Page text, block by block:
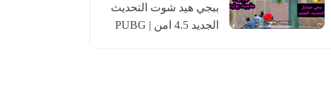
ببجي هيد شوت التحديث
الجديد 4.5 امن | PUBG